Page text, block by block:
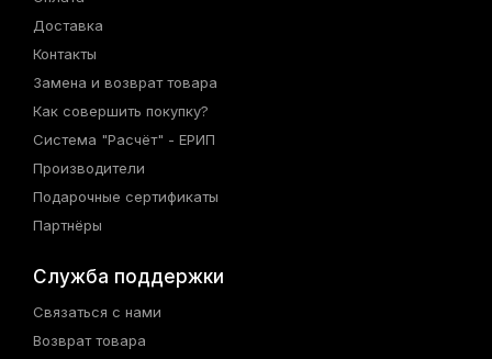
Доставка
Контакты
Замена и возврат товара
Как совершить покупку?
Система "Расчёт" - ЕРИП
Производители
Подарочные сертификаты
Партнёры
Служба поддержки
Связаться с нами
Возврат товара